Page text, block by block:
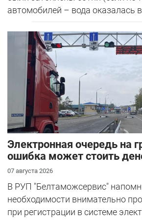
автомобилей – вода оказалась
Электронная очередь на
ошибка может стоить
07 августа 2026
В РУП "Белтаможсервис"
необходимости внимательно
при регистрации в системе